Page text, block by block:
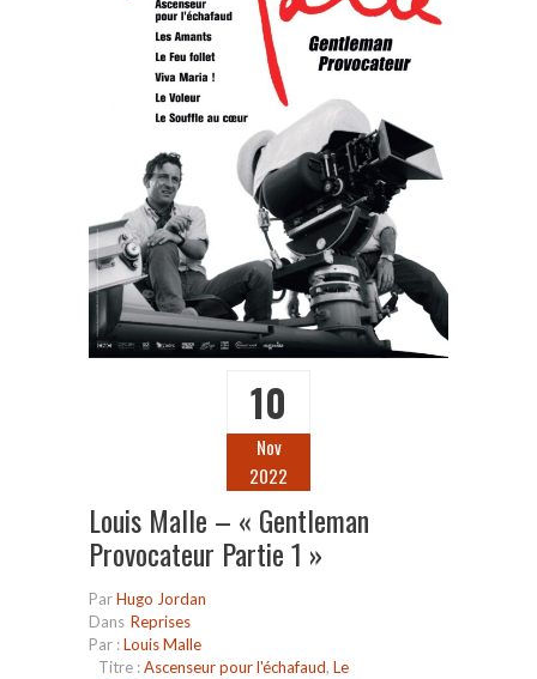
10
Nov
2022
Louis Malle – « Gentleman
Provocateur Partie 1 »
ParHugo Jordan
Dans Reprises
Par :Louis Malle
Titre :Ascenseur pour l'échafaud, Le